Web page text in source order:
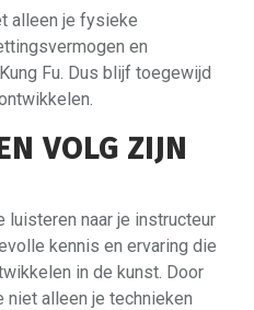
alleen je fysieke
en
Fu. Dus blijf toegewijd
VOLG ZIJN
luisteren naar je instructeur
kennis en ervaring die
in de kunst. Door
niet alleen je technieken